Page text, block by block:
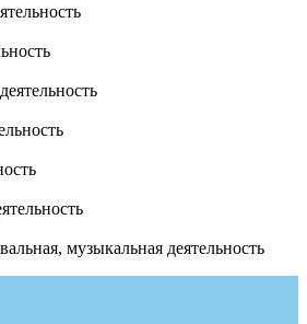
музыкальная деятельность